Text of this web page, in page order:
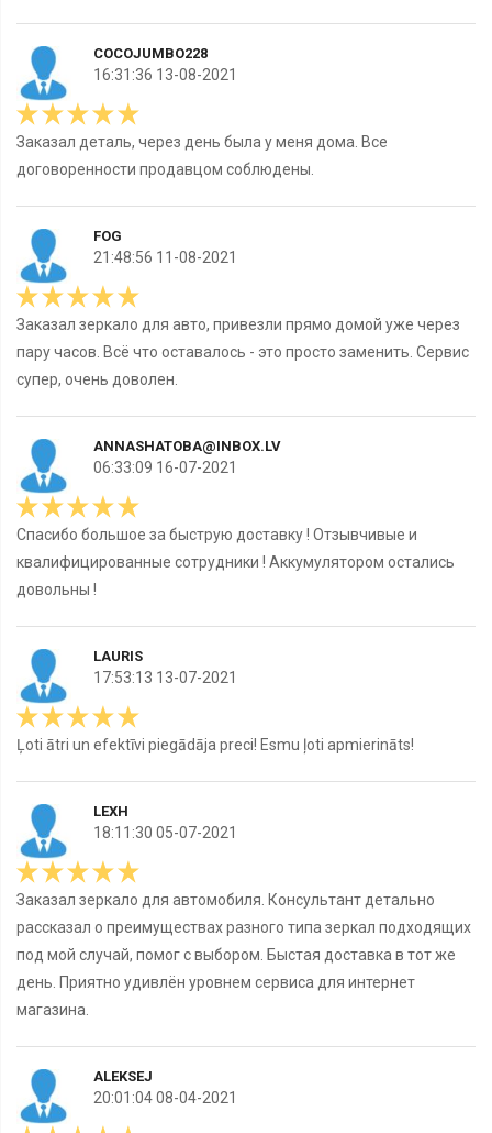
COCOJUMBO228
16:31:36 13-08-2021
Заказал деталь, через день была у меня дома. Все
договоренности продавцом соблюдены.
FOG
21:48:56 11-08-2021
Заказал зеркало для авто, привезли прямо домой уже через
пару часов. Всё что оставалось - это просто заменить. Сервис
супер, очень доволен.
ANNASHATOBA@INBOX.LV
06:33:09 16-07-2021
Спасибо большое за быструю доставку ! Отзывчивые и
квалифицированные сотрудники ! Аккумулятором остались
довольны !
LAURIS
17:53:13 13-07-2021
Ļoti ātri un efektīvi piegādāja preci! Esmu ļoti apmierināts!
LEXH
18:11:30 05-07-2021
Заказал зеркало для автомобиля. Консультант детально
рассказал о преимуществах разного типа зeркал подходящих
под мой случай, помог с выбором. Быстая доставка в тот же
день. Приятно удивлён уровнем сервиса для интернет
магазина.
ALEKSEJ
20:01:04 08-04-2021